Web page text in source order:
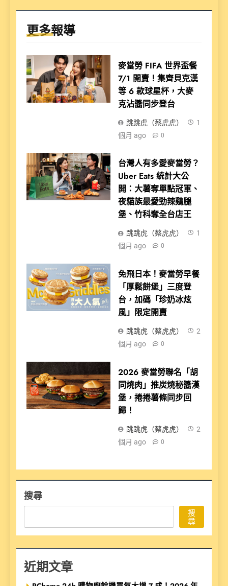
更多報導
麥當勞 FIFA 世界盃餐
7/1 開賣！集齊貝克漢
等 6 款球星杯，大麥
克沾醬同步登台
跳跳虎（蔡虎虎）
1
個月 ago
0
台灣人有多愛麥當勞？
Uber Eats 統計大公
開：大薯奪單點冠軍、
夜貓族最愛勁辣鷄腿
堡、竹科奪全台店王
跳跳虎（蔡虎虎）
1
個月 ago
0
免飛日本！麥當勞早餐
「厚鬆餅堡」三度登
台，加碼「珍奶冰炫
風」限定開賣
跳跳虎（蔡虎虎）
2
個月 ago
0
2026 麥當勞聯名「胡
同燒肉」推炭燒秘醬漢
堡，捲捲薯條同步回
歸！
跳跳虎（蔡虎虎）
2
個月 ago
0
搜尋
搜
尋
近期文章